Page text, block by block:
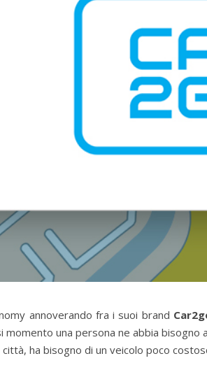
annoverando fra i suoi brand
momento una persona ne abbia
ha bisogno di un veicolo poco